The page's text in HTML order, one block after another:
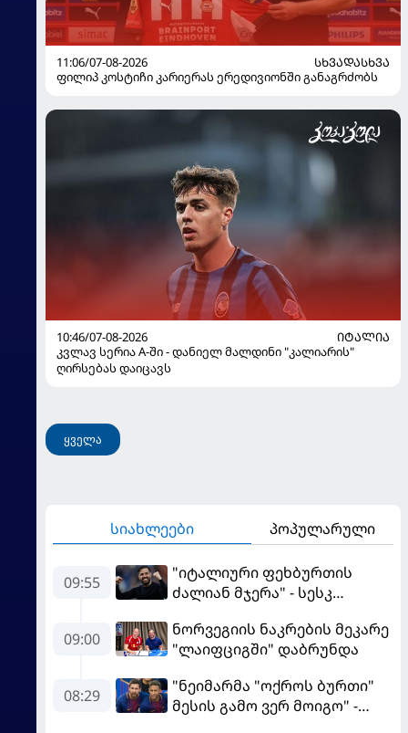
11:06/07-08-2026
ᲡᲮᲕᲐᲓᲐᲡᲮᲕᲐ
ფილიპ კოსტიჩი კარიერას ერედივიონში განაგრძობს
10:46/07-08-2026
ᲘᲢᲐᲚᲘᲐ
კვლავ სერია A-ში - დანიელ მალდინი "კალიარის"
ღირსებას დაიცავს
ყველა
სიახლეები პოპულარული
09:55
"იტალიური ფეხბურთის
ძალიან მჯერა" - სესკ
09:00
ნორვეგიის ნაკრების მეკარე
"ლაიფციგში" დაბრუნდა
08:29
"ნეიმარმა "ოქროს ბურთი"
მესის გამო ვერ მოიგო" -